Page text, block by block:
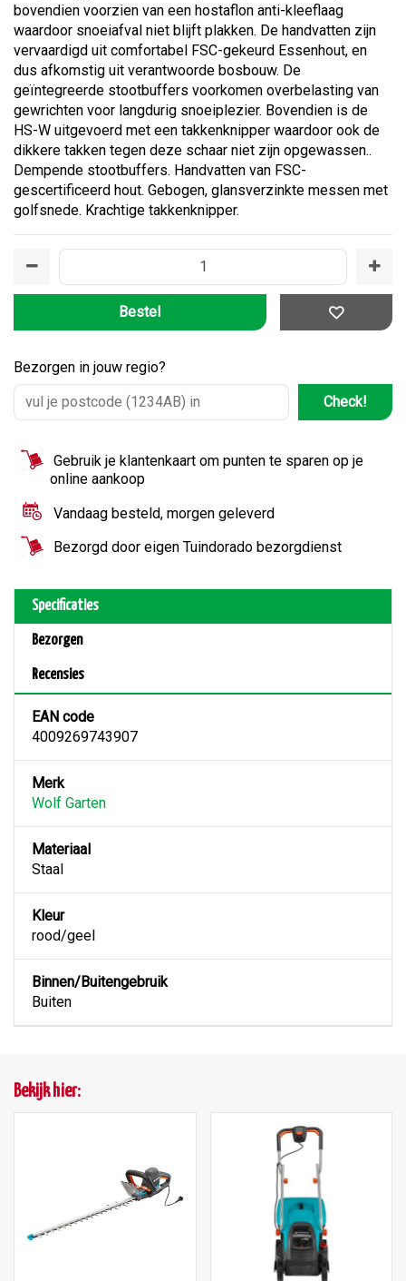
bovendien voorzien van een hostaflon anti-kleeflaag
waardoor snoeiafval niet blijft plakken. De handvatten zijn
vervaardigd uit comfortabel FSC-gekeurd Essenhout, en
dus afkomstig uit verantwoorde bosbouw. De
geïntegreerde stootbuffers voorkomen overbelasting van
gewrichten voor langdurig snoeiplezier. Bovendien is de
HS-W uitgevoerd met een takkenknipper waardoor ook de
dikkere takken tegen deze schaar niet zijn opgewassen..
Dempende stootbuffers. Handvatten van FSC-
gescertificeerd hout. Gebogen, glansverzinkte messen met
golfsnede. Krachtige takkenknipper.
Bezorgen in jouw regio?
Check!
Gebruik je klantenkaart om punten te sparen op je
online aankoop
Vandaag besteld, morgen geleverd
Bezorgd door eigen Tuindorado bezorgdienst
Specificaties
Bezorgen
Recensies
EAN code
4009269743907
Merk
Wolf Garten
Materiaal
Staal
Kleur
rood/geel
Binnen/Buitengebruik
Buiten
Bekijk hier: